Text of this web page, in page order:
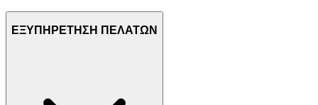
ΕΞΥΠΗΡΕΤΗΣΗ ΠΕΛΑΤΩΝ